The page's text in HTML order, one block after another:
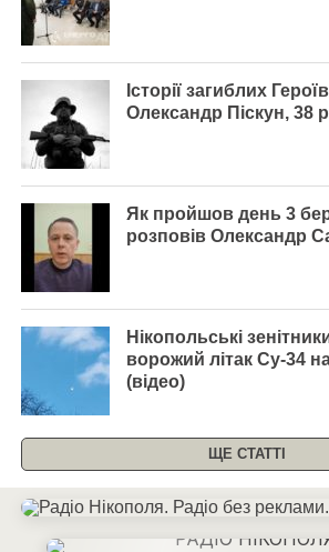
Історії загиблих
Олександр Піскун, 38
Як пройшов день 3
розповів Олександр
Нікопольські
ворожий літак Су-34
(відео)
ЩЕ СТАТТІ